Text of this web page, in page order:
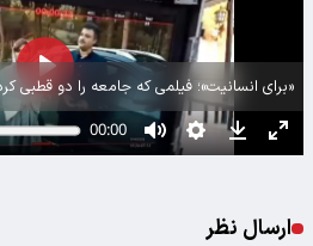
«برای انسانیت»؛ فیلمی که جامعه را دو قطبی
ارسال نظر